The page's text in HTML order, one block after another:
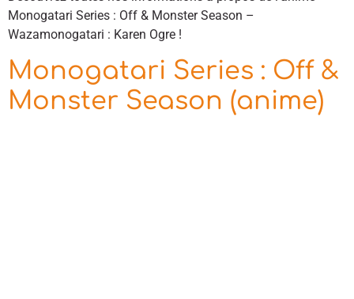
Monogatari Series : Off & Monster Season –
Wazamonogatari : Karen Ogre !
Monogatari Series : Off &
Monster Season (anime)